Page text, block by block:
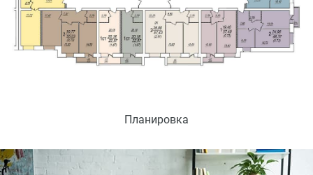
Планировка